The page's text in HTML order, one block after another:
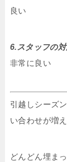
良い
6.スタッフの
非常に良い
引越しシーズ
い合わせが増
どんどん埋ま